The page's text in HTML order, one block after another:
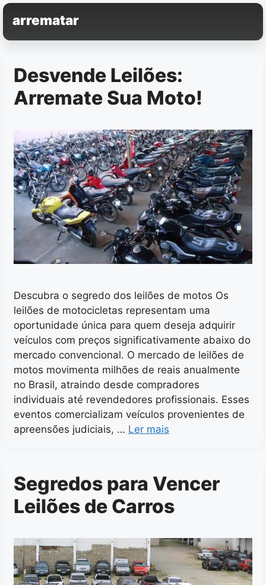
Pular
para
o
arrematar
Desvende Leilões:
Arremate Sua Moto!
Descubra o segredo dos leilões de motos Os
leilões de motocicletas representam uma
oportunidade única para quem deseja adquirir
veículos com preços significativamente abaixo do
mercado convencional. O mercado de leilões de
motos movimenta milhões de reais anualmente
no Brasil, atraindo desde compradores
individuais até revendedores profissionais. Esses
eventos comercializam veículos provenientes de
apreensões judiciais, … Ler mais
Segredos para Vencer
Leilões de Carros